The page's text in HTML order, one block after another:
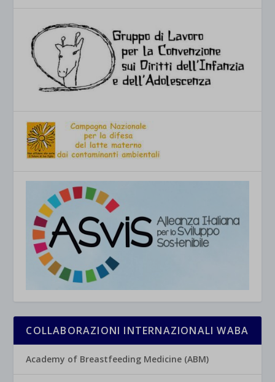
COLLABORAZIONI INTERNAZIONALI WABA
Academy of Breastfeeding Medicine (ABM)